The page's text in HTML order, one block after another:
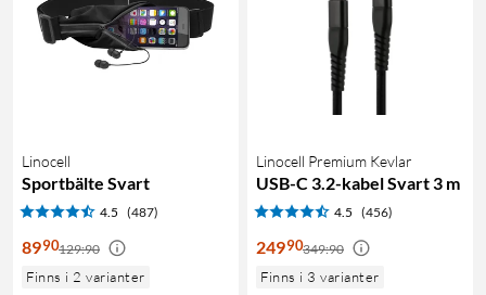
Linocell
Sportbälte Svart
4.5 (487)
8990129:90
Finns i 2 varianter
Linocell Premium Kevlar
USB-C 3.2-kabel Svart 3 m
4.5 (456)
24990349:90
Finns i 3 varianter